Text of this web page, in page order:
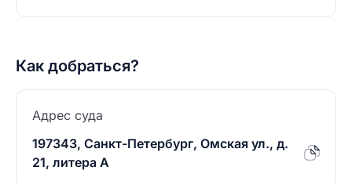
Как добраться?
Адрес суда
197343, Санкт-Петербург, Омская ул., д.
21, литера А